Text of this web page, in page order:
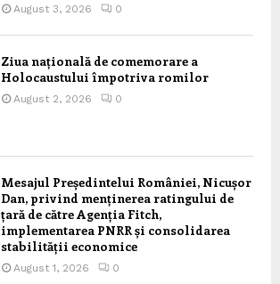
August 3, 2026 0
Ziua națională de comemorare a
Holocaustului împotriva romilor
August 2, 2026 0
Mesajul Președintelui României, Nicușor
Dan, privind menținerea ratingului de
țară de către Agenția Fitch,
implementarea PNRR și consolidarea
stabilității economice
August 1, 2026 0